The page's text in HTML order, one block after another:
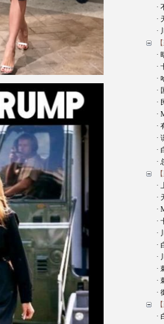
·
·
·
·
·
·
·
·
·
·
·
·
·
·
·
·
·
·
·
·
·
·
·
·